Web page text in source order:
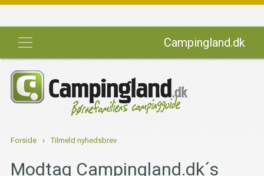
Campingland.dk
Forside › Tilmeld nyhedsbrev
Modtag Campingland.dk´s